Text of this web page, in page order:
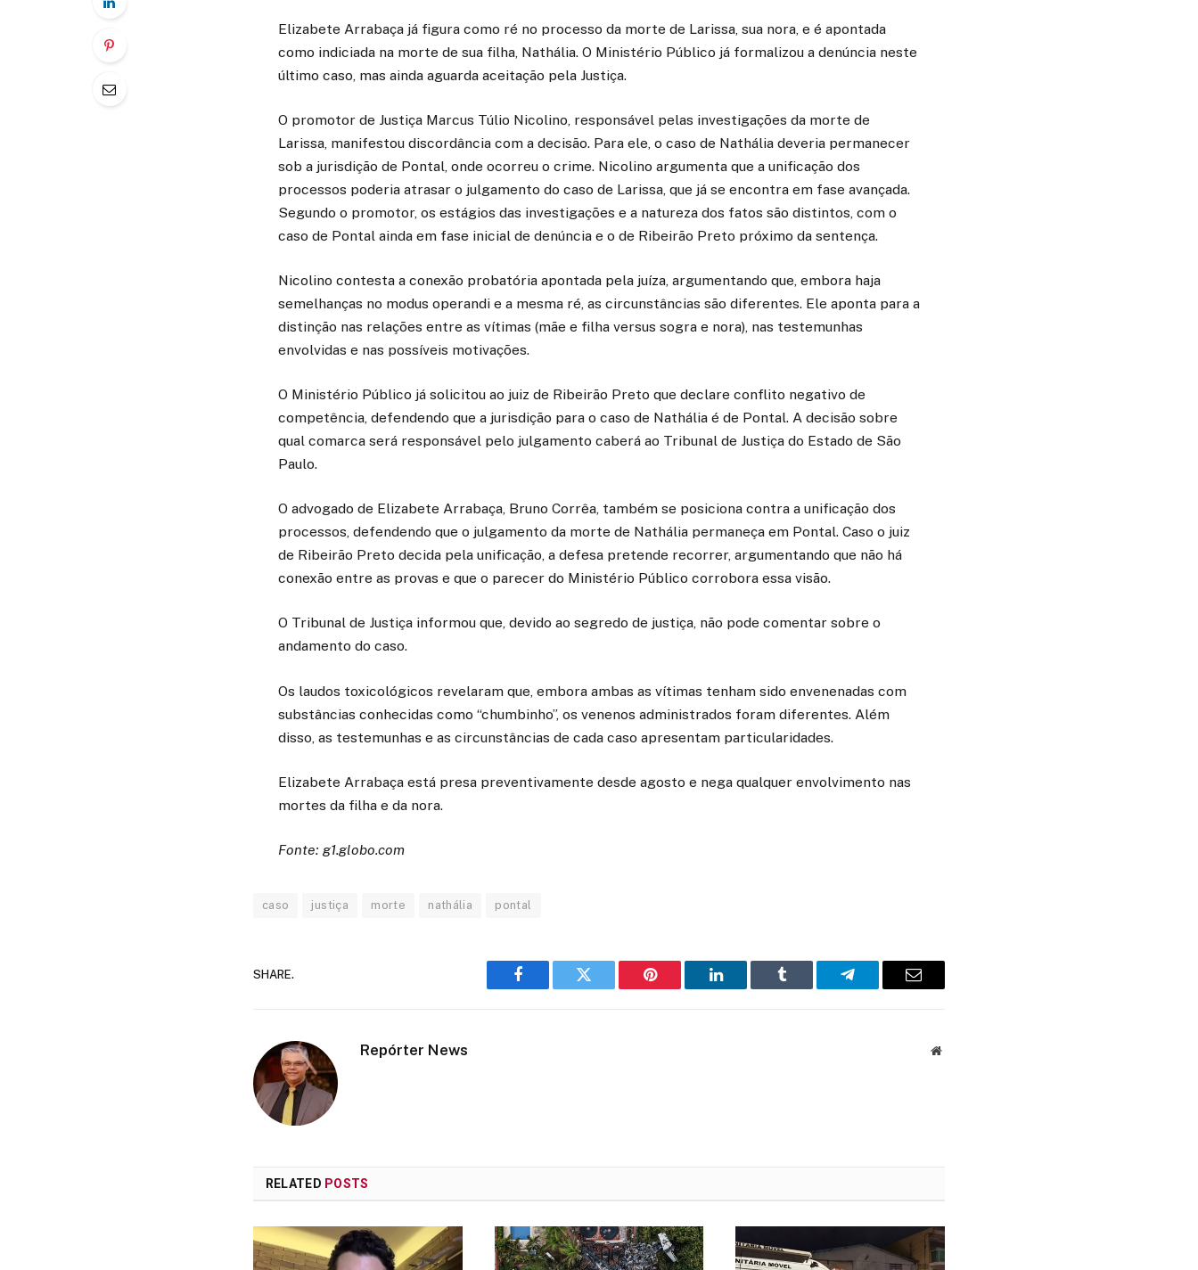
Elizabete Arrabaça já figura como ré no processo da morte de Larissa, sua nora, e é apontada
como indiciada na morte de sua filha, Nathália. O Ministério Público já formalizou a denúncia neste
último caso, mas ainda aguarda aceitação pela Justiça.
O promotor de Justiça Marcus Túlio Nicolino, responsável pelas investigações da morte de
Larissa, manifestou discordância com a decisão. Para ele, o caso de Nathália deveria permanecer
sob a jurisdição de Pontal, onde ocorreu o crime. Nicolino argumenta que a unificação dos
processos poderia atrasar o julgamento do caso de Larissa, que já se encontra em fase avançada.
Segundo o promotor, os estágios das investigações e a natureza dos fatos são distintos, com o
caso de Pontal ainda em fase inicial de denúncia e o de Ribeirão Preto próximo da sentença.
Nicolino contesta a conexão probatória apontada pela juíza, argumentando que, embora haja
semelhanças no modus operandi e a mesma ré, as circunstâncias são diferentes. Ele aponta para a
distinção nas relações entre as vítimas (mãe e filha versus sogra e nora), nas testemunhas
envolvidas e nas possíveis motivações.
O Ministério Público já solicitou ao juiz de Ribeirão Preto que declare conflito negativo de
competência, defendendo que a jurisdição para o caso de Nathália é de Pontal. A decisão sobre
qual comarca será responsável pelo julgamento caberá ao Tribunal de Justiça do Estado de São
Paulo.
O advogado de Elizabete Arrabaça, Bruno Corrêa, também se posiciona contra a unificação dos
processos, defendendo que o julgamento da morte de Nathália permaneça em Pontal. Caso o juiz
de Ribeirão Preto decida pela unificação, a defesa pretende recorrer, argumentando que não há
conexão entre as provas e que o parecer do Ministério Público corrobora essa visão.
O Tribunal de Justiça informou que, devido ao segredo de justiça, não pode comentar sobre o
andamento do caso.
Os laudos toxicológicos revelaram que, embora ambas as vítimas tenham sido envenenadas com
substâncias conhecidas como “chumbinho”, os venenos administrados foram diferentes. Além
disso, as testemunhas e as circunstâncias de cada caso apresentam particularidades.
Elizabete Arrabaça está presa preventivamente desde agosto e nega qualquer envolvimento nas
mortes da filha e da nora.
Fonte: g1.globo.com
caso justiça morte nathália pontal
SHARE.
Facebook Twitter Pinterest LinkedIn Tumblr Telegram Email
Repórter News Website
RELATED POSTS